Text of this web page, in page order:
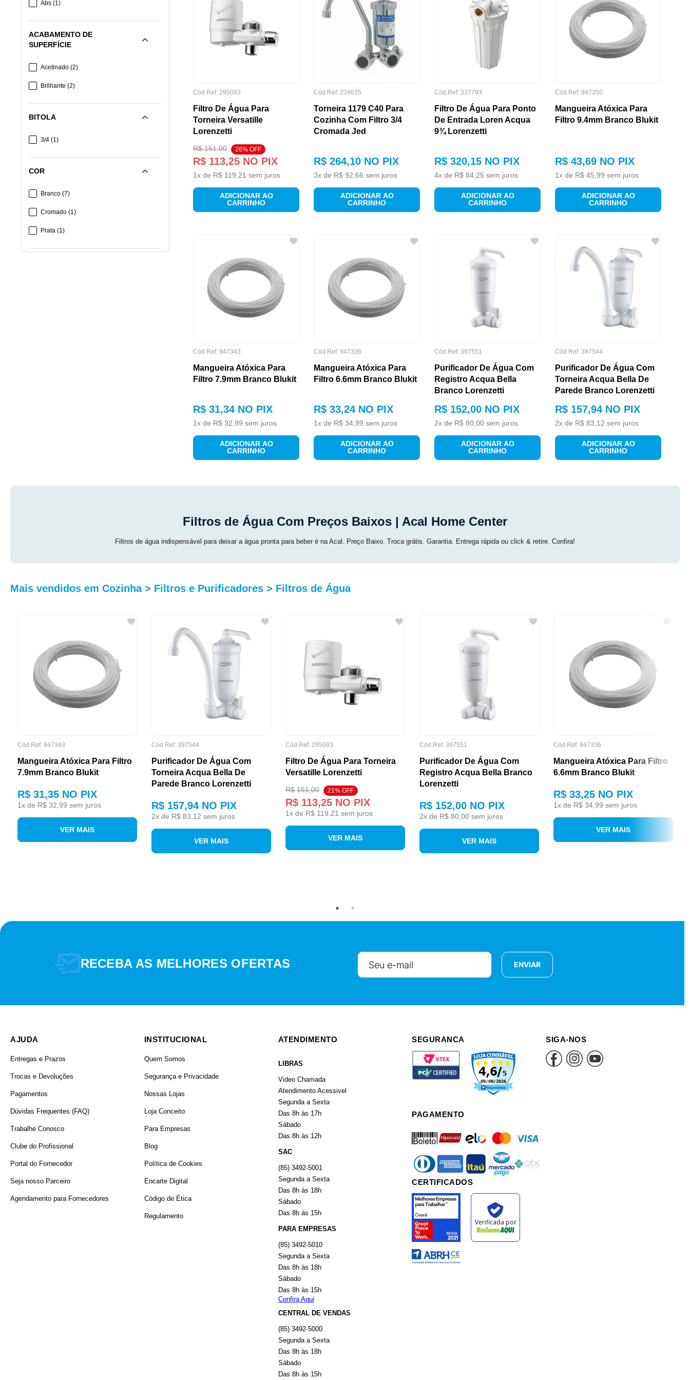
Abs (1)
ACABAMENTO DE
SUPERFÍCIE
Acetinado (2)
Brilhante (2)
BITOLA
3/4 (1)
COR
Branco (7)
Cromado (1)
Prata (1)
MARCA
(RECOMENDADO)
Cód.Ref: 295093
Filtro De Água Para
Torneira Versatille
Lorenzetti
R$ 151,00 26% OFF
R$ 113,25 NO PIX
1x de R$ 119 21 sem juros
ADICIONAR AO
CARRINHO
Cód.Ref: 239035
Torneira 1179 C40 Para
Cozinha Com Filtro 3/4
Cromada Jed
R$ 264,10 NO PIX
3x de R$ 92 66 sem juros
ADICIONAR AO
CARRINHO
Cód.Ref: 337793
Filtro De Água Para Ponto
De Entrada Loren Acqua
9¾ Lorenzetti
R$ 320,15 NO PIX
4x de R$ 84 25 sem juros
ADICIONAR AO
CARRINHO
Cód.Ref: 947350
Mangueira Atóxica Para
Filtro 9.4mm Branco Blukit
R$ 43,69 NO PIX
1x de R$ 45 99 sem juros
ADICIONAR AO
CARRINHO
Cód.Ref: 947343
Mangueira Atóxica Para
Filtro 7.9mm Branco Blukit
R$ 31,34 NO PIX
1x de R$ 32 99 sem juros
ADICIONAR AO
CARRINHO
Cód.Ref: 947336
Mangueira Atóxica Para
Filtro 6.6mm Branco Blukit
R$ 33,24 NO PIX
1x de R$ 34 99 sem juros
ADICIONAR AO
CARRINHO
Cód.Ref: 397551
Purificador De Água Com
Registro Acqua Bella
Branco Lorenzetti
R$ 152,00 NO PIX
2x de R$ 80 00 sem juros
ADICIONAR AO
CARRINHO
Cód.Ref: 397544
Purificador De Água Com
Torneira Acqua Bella De
Parede Branco Lorenzetti
R$ 157,94 NO PIX
2x de R$ 83 12 sem juros
ADICIONAR AO
CARRINHO
Filtros de Água Com Preços Baixos | Acal Home Center
Filtros de água indispensável para deixar a água pronta para beber é na Acal. Preço Baixo. Troca grátis. Garantia. Entrega rápida ou click & retire. Confira!
Mais vendidos em Cozinha > Filtros e Purificadores > Filtros de Água
Cód.Ref: 947343
Mangueira Atóxica Para Filtro
7.9mm Branco Blukit
R$ 31,35 NO PIX
1x de R$ 32,99 sem juros
VER MAIS
Cód.Ref: 397544
Purificador De Água Com
Torneira Acqua Bella De
Parede Branco Lorenzetti
R$ 157,94 NO PIX
2x de R$ 83,12 sem juros
VER MAIS
Cód.Ref: 295093
Filtro De Água Para Torneira
Versatille Lorenzetti
R$ 151,00 21% OFF
R$ 113,25 NO PIX
1x de R$ 119,21 sem juros
VER MAIS
Cód.Ref: 397551
Purificador De Água Com
Registro Acqua Bella Branco
Lorenzetti
R$ 152,00 NO PIX
2x de R$ 80,00 sem juros
VER MAIS
Cód.Ref: 947336
Mangueira Atóxica Para Filtro
6.6mm Branco Blukit
R$ 33,25 NO PIX
1x de R$ 34,99 sem juros
VER MAIS
RECEBA AS MELHORES OFERTAS ENVIAR
AJUDA
Entregas e Prazos
Trocas e Devoluções
Pagamentos
Dúvidas Frequentes (FAQ)
Trabalhe Conosco
Clube do Profissional
Portal do Fornecedor
Seja nosso Parceiro
Agendamento para Fornecedores
INSTITUCIONAL
Quem Somos
Segurança e Privacidade
Nossas Lojas
Loja Conceito
Para Empresas
Blog
Política de Cookies
Encarte Digital
Código de Ética
Regulamento
ATENDIMENTO
LIBRAS
Video Chamada
Atendimento Acessivel
Segunda a Sexta
Das 8h às 17h
Sábado
Das 8h às 12h
SAC
(85) 3492-5001
Segunda a Sexta
Das 8h às 18h
Sábado
Das 8h às 15h
PARA EMPRESAS
(85) 3492-5010
Segunda a Sexta
Das 8h às 18h
Sábado
Das 8h às 15h
Confira Aqui
CENTRAL DE VENDAS
(85) 3492-5000
Segunda a Sexta
Das 8h às 18h
Sábado
Das 8h às 15h
SEGURANCA
PAGAMENTO
boleto mastercard
diners american itau mercadopago
CERTIFICADOS
SIGA-NOS